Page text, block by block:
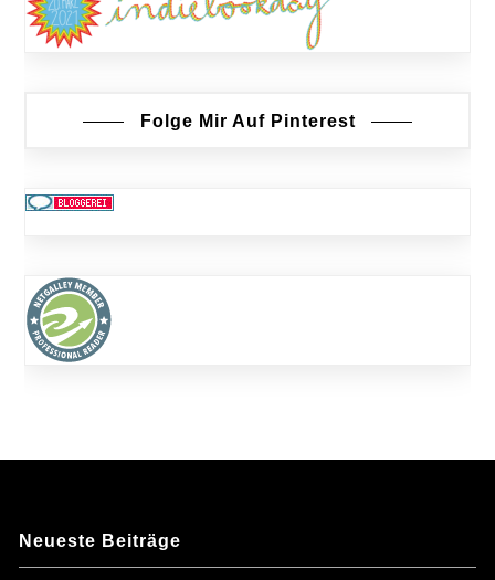
Folge Mir Auf Pinterest
Neueste Beiträge